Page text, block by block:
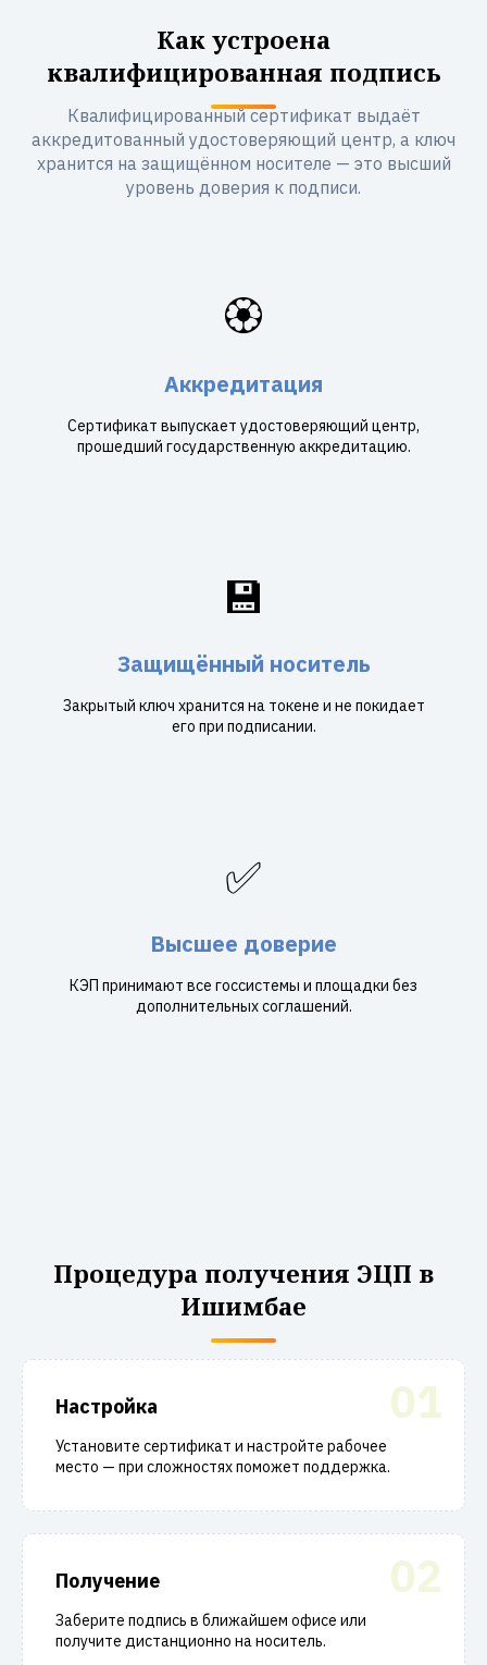
Как устроена
квалифицированная подпись
Квалифицированный сертификат выдаёт
аккредитованный удостоверяющий центр, а ключ
хранится на защищённом носителе — это высший
уровень доверия к подписи.
🏵️
Аккредитация
Сертификат выпускает удостоверяющий центр,
прошедший государственную аккредитацию.
💾
Защищённый носитель
Закрытый ключ хранится на токене и не покидает
его при подписании.
✅
Высшее доверие
КЭП принимают все госсистемы и площадки без
дополнительных соглашений.
Процедура получения ЭЦП в
Ишимбае
01
Настройка
Установите сертификат и настройте рабочее
место — при сложностях поможет поддержка.
02
Получение
Заберите подпись в ближайшем офисе или
получите дистанционно на носитель.